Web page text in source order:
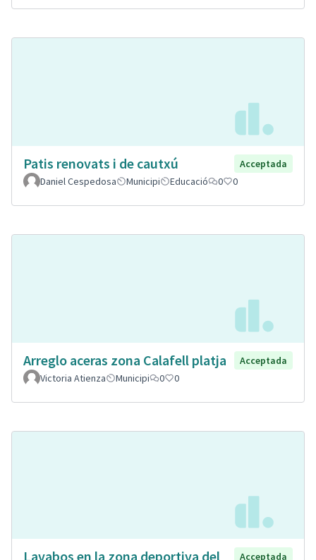
Patis renovats i de cautxú
Acceptada
Daniel Cespedosa
Municipi Educació 0 0
Arreglo aceras zona Calafell platja
Acceptada
Victoria Atienza
Municipi 0 0
Lavabos en la zona deportiva del
Acceptada